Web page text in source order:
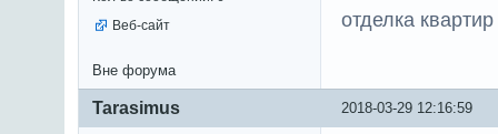
Веб-сайт
отделка
Вне форума
2018-03-29 12:16:59
Tarasimus